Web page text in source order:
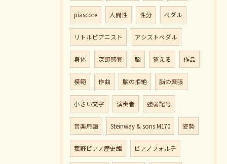
piascore 人間性 性分 ペダル
リトルピアニスト アシストペダル
身体 深部感覚 脳 整える 作品
模範 作曲 脳の拒絶 脳の緊張
小さい文字 演奏者 強弱記号
音楽用語 Steinway & sons M170 姿勢
菰野ピアノ歴史館 ピアノフォルテ